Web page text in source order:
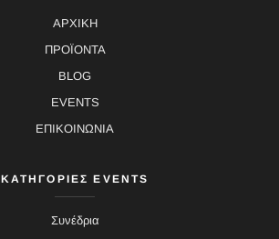
ΑΡΧΙΚΗ
ΠΡΟΪΟΝΤΑ
BLOG
EVENTS
ΕΠΙΚΟΙΝΩΝΙΑ
ΚΑΤΗΓΟΡΙΕΣ EVENTS
Συνέδρια